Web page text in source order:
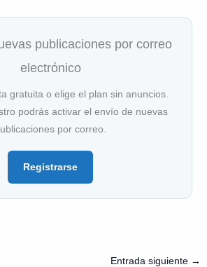
publicaciones por correo
electrónico
gratuita o elige el plan sin anuncios.
podrás activar el envío de nuevas
por correo.
Registrarse
Entrada siguiente →